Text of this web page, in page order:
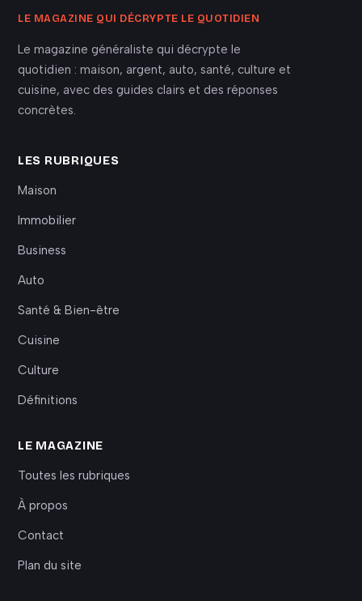
LE MAGAZINE QUI DÉCRYPTE LE QUOTIDIEN
Le magazine généraliste qui décrypte le
quotidien : maison, argent, auto, santé, culture et
cuisine, avec des guides clairs et des réponses
concrètes.
LES RUBRIQUES
Maison
Immobilier
Business
Auto
Santé & Bien-être
Cuisine
Culture
Définitions
LE MAGAZINE
Toutes les rubriques
À propos
Contact
Plan du site